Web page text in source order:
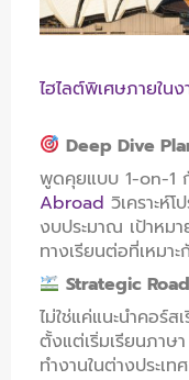
ไฮไลต์พิเศษภายใน
Deep Dive
พูดคุยแบบ 1-on-1
Abroad วิเคราะห์
งบประมาณ เป้าหม
ทางเรียนต่อที่เหมา
Strategic
ไม่ใช่แค่แนะนำคอร์
ตั้งแต่เริ่มเรียนภาษ
ทำงานในต่างประเทศ